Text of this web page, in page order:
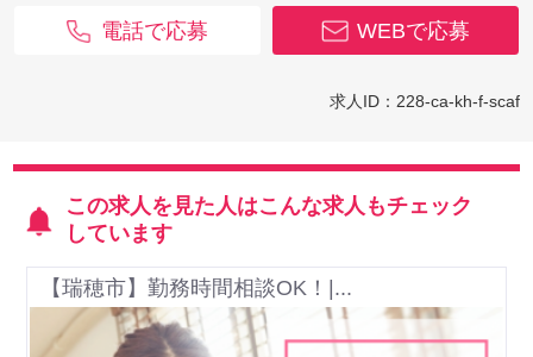
WEBで応募
電話で応募
求人ID：228-ca-kh-f-scaf
この求人を見た人はこんな求人もチェック
しています
【瑞穂市】勤務時間相談OK！|...